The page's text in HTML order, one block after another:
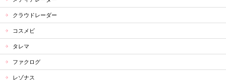
クラウドレーダー
コスメビ
タレマ
ファクログ
レゾナス